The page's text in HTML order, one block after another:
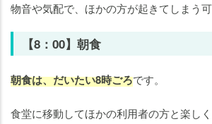
物音や気配で、ほかの方が起きてしまう可
【8：00】朝食
朝食は、だいたい8時ごろです。
食堂に移動してほかの利用者の方と楽しく